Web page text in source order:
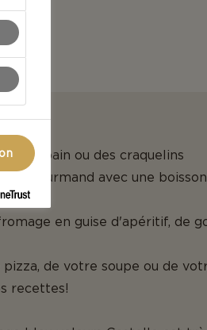
du pain ou des craquelins
gourmand avec une boisson
en guise d'apéritif, de
de votre soupe ou de
recettes!